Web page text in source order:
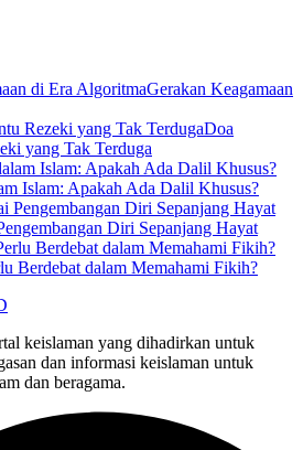
Gerakan Keagamaan
Doa
yang Tak Terduga
Islam: Apakah Ada Dalil Khusus?
Diri Sepanjang Hayat
Berdebat dalam Memahami Fikih?
keislaman yang dihadirkan untuk
dan informasi keislaman untuk
dan beragama.